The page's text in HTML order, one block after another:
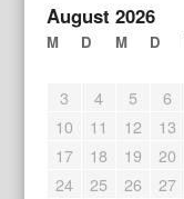
August 2026
M D M D
3
4 5 6
10
11 12 13
17
18 19 20
24
25 26 27